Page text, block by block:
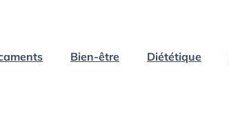
Bien-être Diététique